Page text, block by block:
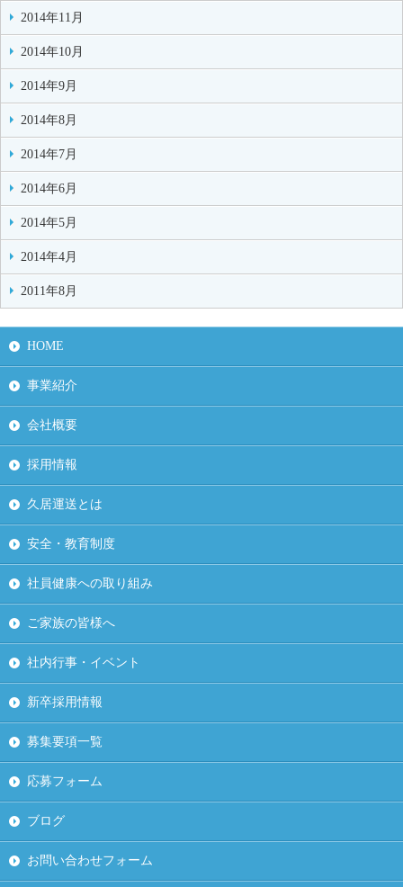
2014年11月
2014年10月
2014年9月
2014年8月
2014年7月
2014年6月
2014年5月
2014年4月
2011年8月
HOME
事業紹介
会社概要
採用情報
久居運送とは
安全・教育制度
社員健康への取り組み
ご家族の皆様へ
社内行事・イベント
新卒採用情報
募集要項一覧
応募フォーム
ブログ
お問い合わせフォーム